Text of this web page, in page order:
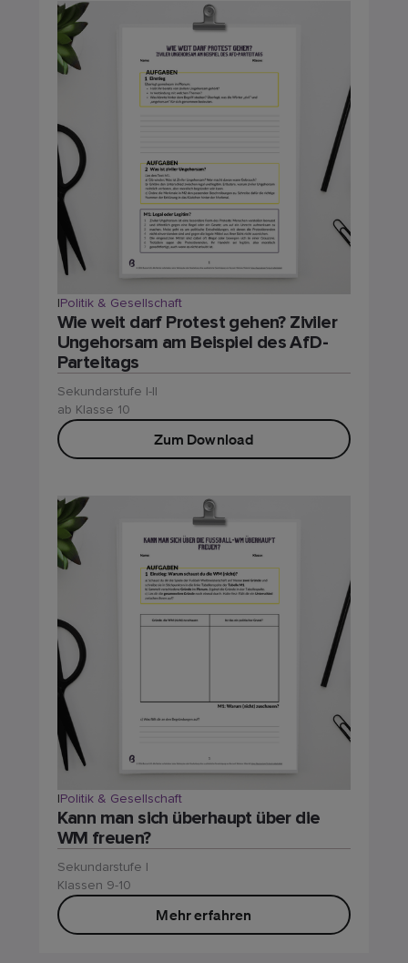
|Politik & Gesellschaft
Wie weit darf Protest gehen? Ziviler
Ungehorsam am Beispiel des AfD-
Parteitags
Sekundarstufe I-II
ab Klasse 10
Zum Download
|Politik & Gesellschaft
Kann man sich überhaupt über die
WM freuen?
Sekundarstufe I
Klassen 9-10
Mehr erfahren